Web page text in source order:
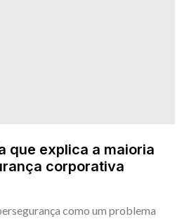
que explica a maioria
corporativa
como um problema